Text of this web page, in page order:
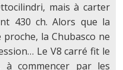
mais à carter
430 ch. Alors que la
la Chubasco ne
Le V8 carré fit le
à commencer par les